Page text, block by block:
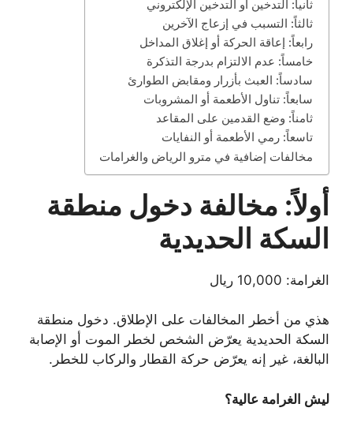
ثانياً: التدخين أو التدخين الإلكتروني
ثالثاً: التسبب في إزعاج الآخرين
رابعاً: إعاقة الحركة أو إغلاق المداخل
خامساً: عدم الالتزام بدرجة التذكرة
سادساً: العبث بأزرار ومقابض الطوارئ
سابعاً: تناول الأطعمة أو المشروبات
ثامناً: وضع القدمين على المقاعد
تاسعاً: رمي الأطعمة أو النفايات
مخالفات إضافية في مترو الرياض والغرامات
أولاً: مخالفة دخول منطقة
السكة الحديدية
الغرامة: 10,000 ريال
هذي من أخطر المخالفات على الإطلاق. دخول منطقة
السكة الحديدية يعرّض الشخص لخطر الموت أو الإصابة
البالغة، غير إنه يعرّض حركة القطار والركاب للخطر.
ليش الغرامة عالية؟